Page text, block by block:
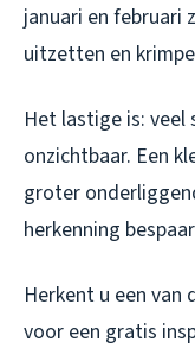
januari en februari
uitzetten en
Het lastige is:
onzichtbaar. Een
groter
herkenning
Herkent u een van
voor een gratis